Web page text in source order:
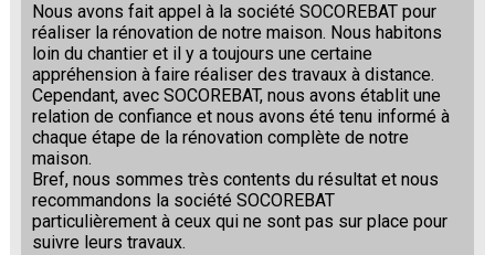
Nous avons fait appel à la société SOCOREBAT pour
réaliser la rénovation de notre maison. Nous habitons
loin du chantier et il y a toujours une certaine
appréhension à faire réaliser des travaux à distance.
Cependant, avec SOCOREBAT, nous avons établit une
relation de confiance et nous avons été tenu informé à
chaque étape de la rénovation complète de notre
maison.
Bref, nous sommes très contents du résultat et nous
recommandons la société SOCOREBAT
particulièrement à ceux qui ne sont pas sur place pour
suivre leurs travaux.